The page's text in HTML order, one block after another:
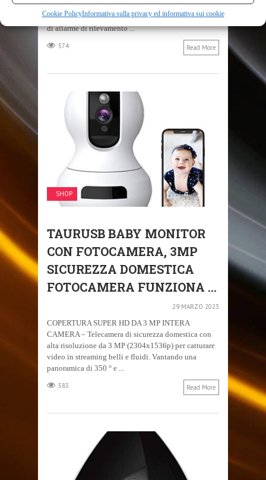
Cookie PolicyInformativa sulla privacy ed informativa sui cookie
luminosità regolabile e interruttore timer
impostato.Rilevamento del movimento: la funzione
di allarme di rilevamento ...
574 Read More
SHOP
TAURUSB BABY MONITOR
CON FOTOCAMERA, 3MP
SICUREZZA DOMESTICA
FOTOCAMERA FUNZIONA ...
29 MARZO 2023
COPERTURA SUPER HD DA 3 MP INTERA
CAMERA – Telecamera di sicurezza domestica con
alta risoluzione da 3 MP (2304x1536p) per catturare
video in streaming belli e fluidi. Vantando una
panoramica di 350 ° e ...
583 Read More